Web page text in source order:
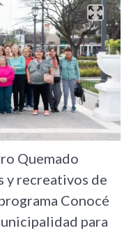
Quemado
y recreativos de
Conocé
para